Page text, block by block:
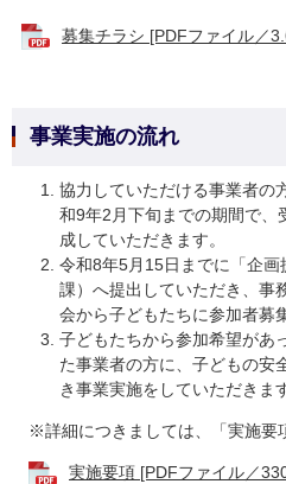
募集チラシ [PDFファイル／
事業実施の流れ
協力していただける事業者の
和9年2月下旬までの期間で、
成していただきます。
令和8年5月15日までに「企
課）へ提出していただき、事
会から子どもたちに参加者募
子どもたちから参加希望があ
た事業者の方に、子どもの安
き事業実施をしていただきま
※詳細につきましては、「実施要
実施要項 [PDFファイル／